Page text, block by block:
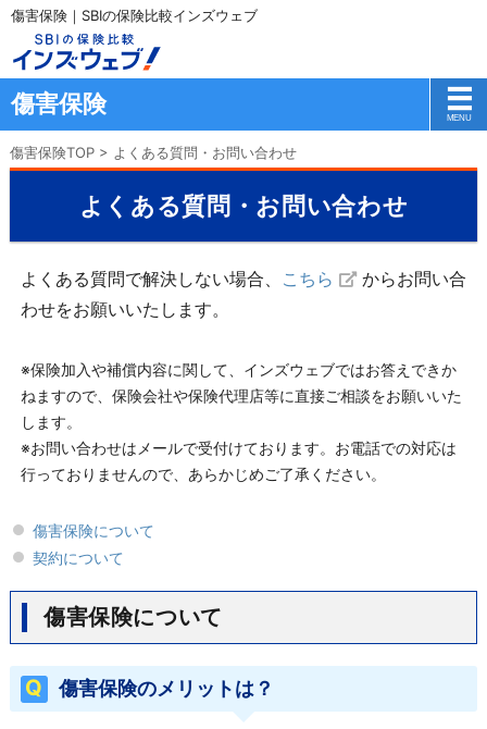
傷害保険｜SBIの保険比較インズウェブ
傷害保険
傷害保険TOP> よくある質問・お問い合わせ
よくある質問・お問い合わせ
よくある質問で解決しない場合、 こちら
からお問い合
わせをお願いいたします。
※保険加入や補償内容に関して、インズウェブではお答えできか
ねますので、保険会社や保険代理店等に直接ご相談をお願いいた
します。
※お問い合わせはメールで受付けております。お電話での対応は
行っておりませんので、あらかじめご了承ください。
傷害保険について
契約について
傷害保険について
傷害保険のメリットは？